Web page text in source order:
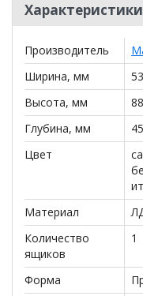
**Цены на
действительны
могут отличаться
салонах сети!
Производитель
Ширина, мм
Высота, мм
Глубина, мм
Цвет
Материал
Количество
ящиков
1
Форма